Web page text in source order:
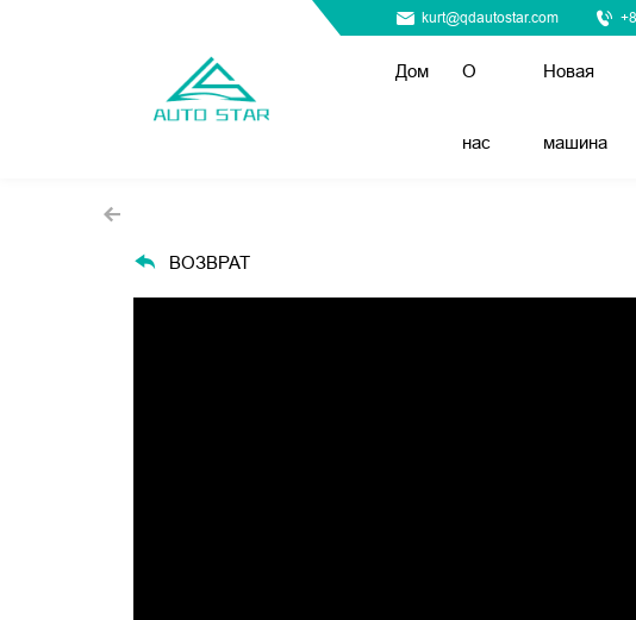
kurt@qdautostar.com
Дом О
нас
Новая
машина
ВОЗВРАТ